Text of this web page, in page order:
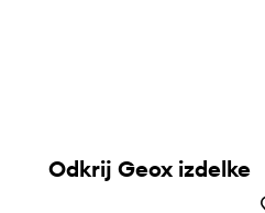
Odkrij Geox izdelke